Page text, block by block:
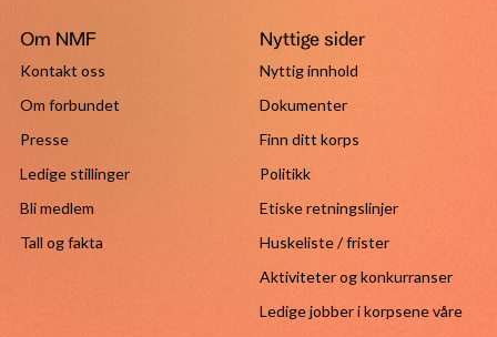
Om NMF
Kontakt oss
Om forbundet
Presse
Ledige stillinger
Bli medlem
Tall og fakta
Nyttige sider
Nyttig innhold
Dokumenter
Finn ditt korps
Politikk
Etiske retningslinjer
Huskeliste / frister
Aktiviteter og konkurranser
Ledige jobber i korpsene våre